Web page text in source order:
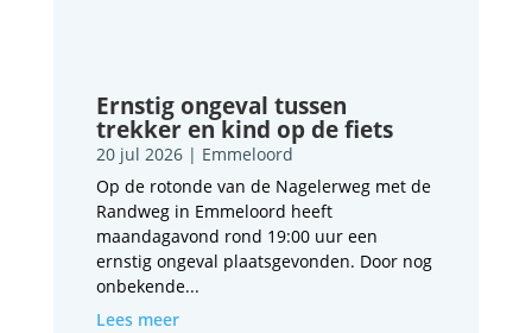
Ernstig ongeval tussen
trekker en kind op de fiets
20 jul 2026| Emmeloord
Op de rotonde van de Nagelerweg met de
Randweg in Emmeloord heeft
maandagavond rond 19:00 uur een
ernstig ongeval plaatsgevonden. Door nog
onbekende...
Lees meer